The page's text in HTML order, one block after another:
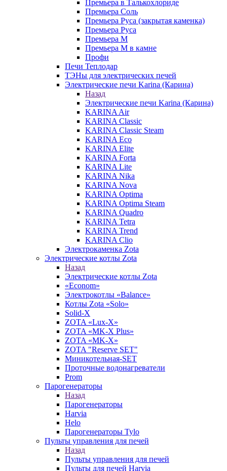
Премьера в Талькохлориде
Премьера Cоль
Премьера Руса (закрытая каменка)
Премьера Руса
Премьера М
Премьера М в камне
Профи
Печи Теплодар
ТЭНы для электрических печей
Электрические печи Karina (Карина)
Назад
Электрические печи Karina (Карина)
KARINA Air
KARINA Classic
KARINA Classic Steam
KARINA Eco
KARINA Elite
KARINA Forta
KARINA Lite
KARINA Nika
KARINA Nova
KARINA Optima
KARINA Optima Steam
KARINA Quadro
KARINA Tetra
KARINA Trend
KARINA Clio
Электрокаменка Zota
Электрические котлы Zota
Назад
Электрические котлы Zota
«Econom»
Электрокотлы «Balance»
Котлы Zota «Solo»
Solid-X
ZOTA «Lux-X»
ZOTA «MK-X Plus»
ZOTA «MK-X»
ZOTA "Reserve SET"
Миникотельная-SET
Проточные водонагреватели
Prom
Парогенераторы
Назад
Парогенераторы
Harvia
Helo
Парогенераторы Tylo
Пульты управления для печей
Назад
Пульты управления для печей
Пульты для печей Harvia